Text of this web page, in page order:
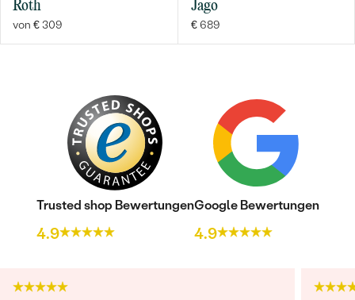
Roth
von € 309
Jago
€ 689
Trusted shop Bewertungen
4.9
Google Bewertungen
4.9